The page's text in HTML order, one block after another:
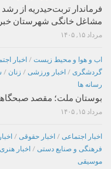
مشاغل خانگی شهرستان خبر
مرداد ۱۵, ۱۴۰۵
اب و هوا و محیط زیست / اخبار
گردشگری / اخبار ورزشی / زنان /
رسانه ها
بوستان ملت؛ مقصد
مرداد ۱۵, ۱۴۰۵
اخبار اجتماعی / اخبار حقوقی /
فرهنگی و صنایع دستی / اخبار هنری
موسیقی